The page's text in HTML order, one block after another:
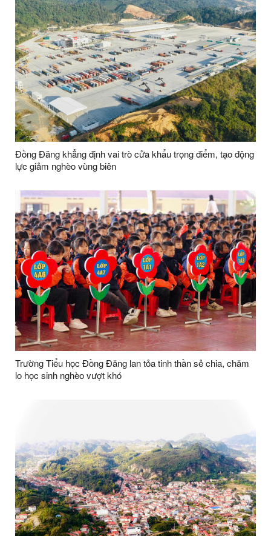
Đồng Đăng khẳng định vai trò cửa khẩu trọng điểm, tạo động
lực giảm nghèo vùng biên
Trường Tiểu học Đồng Đăng lan tỏa tinh thần sẻ chia, chăm
lo học sinh nghèo vượt khó